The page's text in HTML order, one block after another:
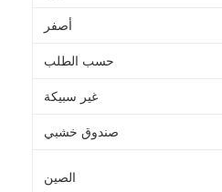
أصفر
حسب الطلب
غير سبيكة
صندوق خشبي
الصين